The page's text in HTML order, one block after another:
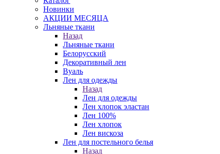
Новинки
АКЦИИ МЕСЯЦА
Льняные ткани
Назад
Льняные ткани
Белорусский
Декоративный лен
Вуаль
Лен для одежды
Назад
Лен для одежды
Лен хлопок эластан
Лен 100%
Лен хлопок
Лен вискоза
Лен для постельного белья
Назад